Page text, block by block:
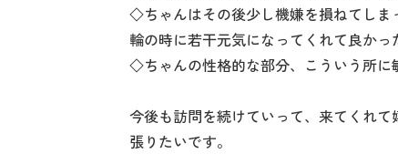
◇ちゃんはその後少し機嫌を損ねてしま
輪の時に若干元気になってくれて良かっ
◇ちゃんの性格的な部分、こういう所に
今後も訪問を続けていって、来てくれ
張りたいです。